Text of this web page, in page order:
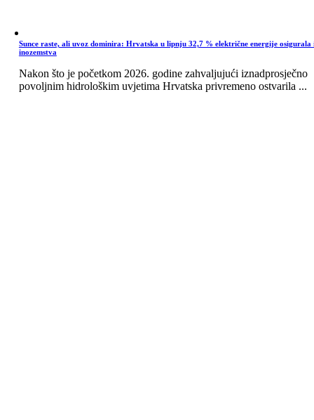
Sunce raste, ali uvoz dominira: Hrvatska u lipnju 32,7 % električne energije osigurala
inozemstva
Nakon što je početkom 2026. godine zahvaljujući iznadprosječno
povoljnim hidrološkim uvjetima Hrvatska privremeno ostvarila ...